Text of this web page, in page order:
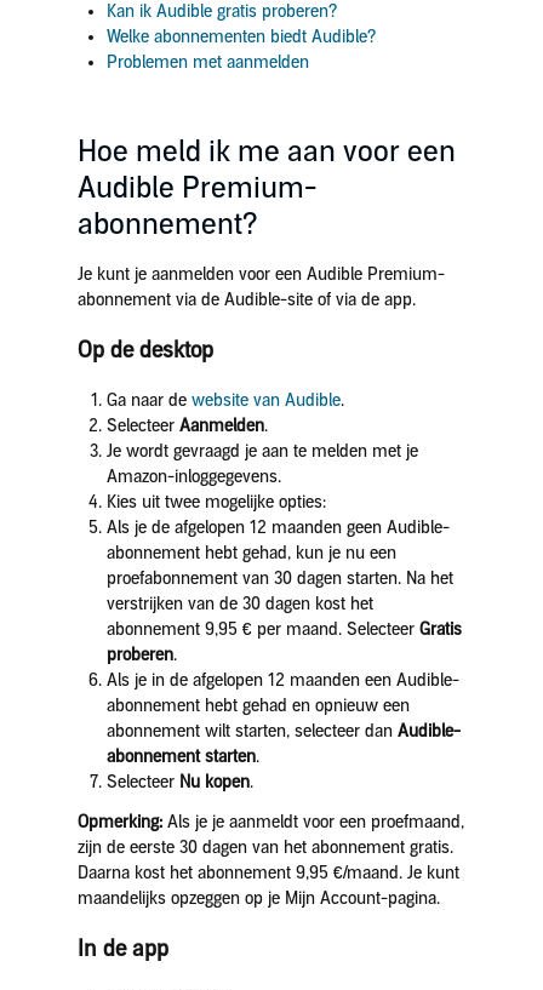
Kan ik Audible gratis proberen?
Welke abonnementen biedt Audible?
Problemen met aanmelden
Hoe meld ik me aan voor een
Audible Premium-
abonnement?
Je kunt je aanmelden voor een Audible Premium-
abonnement via de Audible-site of via de app.
Op de desktop
Ga naar de website van Audible.
Selecteer Aanmelden.
Je wordt gevraagd je aan te melden met je
Amazon-inloggegevens.
Kies uit twee mogelijke opties:
Als je de afgelopen 12 maanden geen Audible-
abonnement hebt gehad, kun je nu een
proefabonnement van 30 dagen starten. Na het
verstrijken van de 30 dagen kost het
abonnement 9,95 € per maand. Selecteer Gratis
proberen.
Als je in de afgelopen 12 maanden een Audible-
abonnement hebt gehad en opnieuw een
abonnement wilt starten, selecteer dan Audible-
abonnement starten.
Selecteer Nu kopen.
Opmerking:Als je je aanmeldt voor een proefmaand,
zijn de eerste 30 dagen van het abonnement gratis.
Daarna kost het abonnement 9,95 €/maand. Je kunt
maandelijks opzeggen op je Mijn Account-pagina.
In de app